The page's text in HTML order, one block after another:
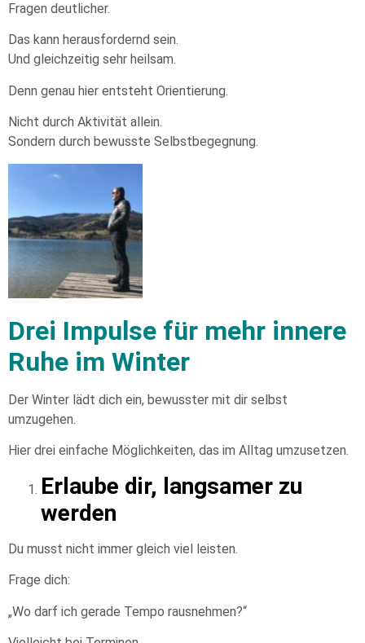
Fragen deutlicher.
Das kann herausfordernd sein.
Und gleichzeitig sehr heilsam.
Denn genau hier entsteht Orientierung.
Nicht durch Aktivität allein.
Sondern durch bewusste Selbstbegegnung.
Drei Impulse für mehr innere
Ruhe im Winter
Der Winter lädt dich ein, bewusster mit dir selbst
umzugehen.
Hier drei einfache Möglichkeiten, das im Alltag umzusetzen.
Erlaube dir, langsamer zu
werden
Du musst nicht immer gleich viel leisten.
Frage dich:
„Wo darf ich gerade Tempo rausnehmen?“